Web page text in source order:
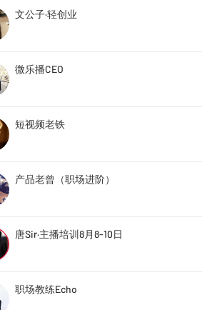
文公子·轻创业
微乐播CEO
短视频老铁
产品老曾（职场进阶）
唐Sir·主播培训8月8-10日
职场教练Echo